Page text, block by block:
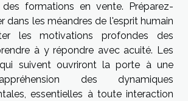
formations en vente. Préparez-
dans les méandres de l'esprit humain
les motivations profondes des
à y répondre avec acuité. Les
suivent ouvriront la porte à une
des dynamiques
essentielles à toute interaction